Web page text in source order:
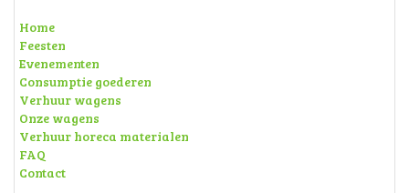
Home
Feesten
Evenementen
Consumptie goederen
Verhuur wagens
Onze wagens
Verhuur horeca materialen
FAQ
Contact